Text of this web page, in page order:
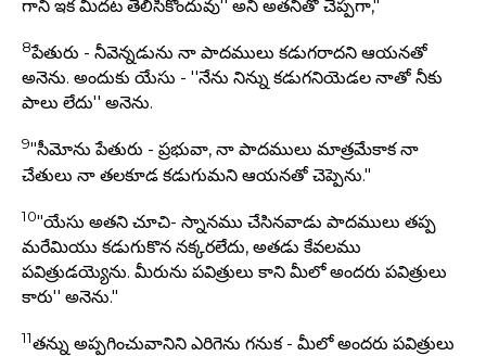
గాని ఇక మీదట తెలిసికొందువు'' అని అతనితో చెప్పగా,"
8పేతురు - నీవెన్నడును నా పాదములు కడుగరాదని ఆయనతో
అనెను. అందుకు యేసు - ''నేను నిన్ను కడుగనియెడల నాతో నీకు
పాలు లేదు'' అనెను.
9"సీమోను పేతురు - ప్రభువా, నా పాదములు మాత్రమేకాక నా
చేతులు నా తలకూడ కడుగుమని ఆయనతో చెప్పెను."
10"యేసు అతని చూచి- స్నానము చేసినవాడు పాదములు తప్ప
మరేమియు కడుగుకొన నక్కరలేదు, అతడు కేవలము
పవిత్రుడయ్యెను. మీరును పవిత్రులు కాని మీలో అందరు పవిత్రులు
కారు'' అనెను."
11తన్ను అప్పగించువానిని ఎరిగెను గనుక - మీలో అందరు పవిత్రులు